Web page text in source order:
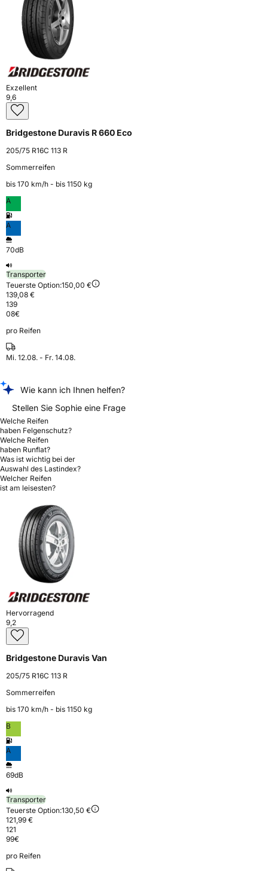
Exzellent
9,6
Bridgestone Duravis R 660 Eco
205/75 R16C 113 R
Sommerreifen
bis 170 km⁠/⁠h - bis 1150 kg
A
A
70dB
Transporter
Teuerste Option:150,00 €
139,08 €
139
08€
pro Reifen
Mi. 12.08. - Fr. 14.08.
Wie kann ich Ihnen helfen?
Stellen Sie Sophie eine Frage
Welche Reifen
haben Felgenschutz?
Welche Reifen
haben Runflat?
Was ist wichtig bei der
Auswahl des Lastindex?
Welcher Reifen
ist am leisesten?
Hervorragend
9,2
Bridgestone Duravis Van
205/75 R16C 113 R
Sommerreifen
bis 170 km⁠/⁠h - bis 1150 kg
B
A
69dB
Transporter
Teuerste Option:130,50 €
121,99 €
121
99€
pro Reifen